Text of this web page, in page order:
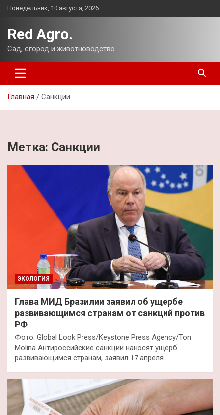
Перейти
Понедельник, 10 августа, 2026
Red Agro.
Сад, огород и животноводство.
Главная Санкции
Метка: Санкции
ЭКОЛОГИЯ
Глава МИД Бразилии заявил об ущербе
развивающимся странам от санкций против
РФ
Фото: Global Look Press/Keystone Press Agency/Ton
Molina Антироссийские санкции наносят ущерб
развивающимся странам, заявил 17 апреля…